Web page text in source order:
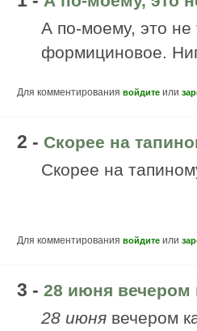
А по-моему, это
формициновое.
Для комментирования войдите или
2 - Скорее на
Скорее на
Для комментирования войдите или
3 - 28 июня вечером
28 июня вечером